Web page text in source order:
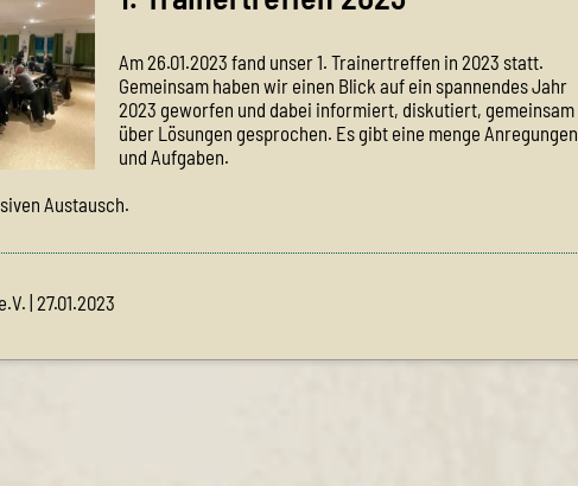
Am 26.01.2023 fand unser 1. Trainertreffen in 2023 statt.
Gemeinsam haben wir einen Blick auf ein spannendes Jahr
2023 geworfen und dabei informiert, diskutiert, gemeinsam
über Lösungen gesprochen. Es gibt eine menge Anregungen
und Aufgaben.
Austausch.
| 27.01.2023